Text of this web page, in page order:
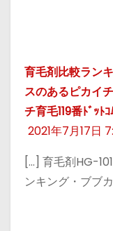
育毛剤比較ラン
スのあるピカイ
チ育毛119番ﾄﾞｯﾄｺ
2021年7月17日
[…] 育毛剤HG-
ンキング・ブブ